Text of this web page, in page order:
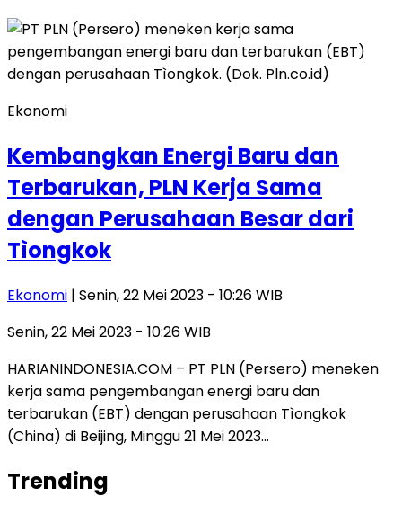
Ekonomi
Kembangkan Energi Baru dan
Terbarukan, PLN Kerja Sama
dengan Perusahaan Besar dari
Tìongkok
Ekonomi | Senin, 22 Mei 2023 - 10:26 WIB
Senin, 22 Mei 2023 - 10:26 WIB
HARIANINDONESIA.COM – PT PLN (Persero) meneken
kerja sama pengembangan energi baru dan
terbarukan (EBT) dengan perusahaan Tìongkok
(China) di Beijing, Minggu 21 Mei 2023…
Trending